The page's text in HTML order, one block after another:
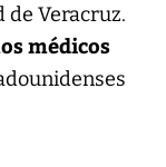
de Veracruz.
médicos